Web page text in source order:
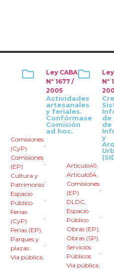
Ley CABA
Nº 1677 /
2005
Actividades
artesanales
y feriales.
Confórmase
Comisión
ad hoc.
Comisiones
(CyP)
,
Comisiones
(EP)
,
Cultura y
Patrimonio
,
Espacio
Público
,
Ferias
(CyP)
,
Ferias (EP),
Parques y
plazas
,
Vía pública,
Nº
de
de
y
Articulo49,
Articulo54,
Comisiones
(EP)
,
DLDC,
Espacio
Público
,
Obras (EP),
Obras (SP),
Servicios
Públicos
,
Vía pública,